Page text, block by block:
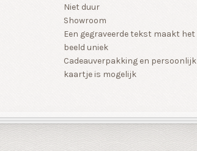
Niet duur
Showroom
Een gegraveerde tekst maakt het
beeld uniek
Cadeauverpakking en persoonlijk
kaartje is mogelijk